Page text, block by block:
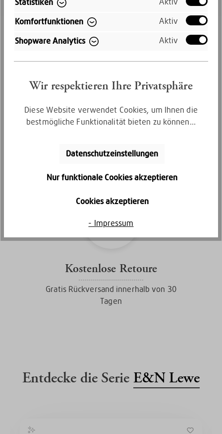
Deutschlands
Bequem per Rechnungskauf bezahlen
Kostenlose Retoure
Gratis Rückversand innerhalb von 30
Tagen
Entdecke die Serie E&N Lewe
Statistiken
Komfortfunktionen
Aktiv
Shopware Analytics
Aktiv
Wir respektieren Ihre Privatsphäre
Diese Website verwendet Cookies, um Ihnen die
bestmögliche Funktionalität bieten zu können...
Datenschutzeinstellungen
Nur funktionale Cookies akzeptieren
Cookies akzeptieren
- Impressum